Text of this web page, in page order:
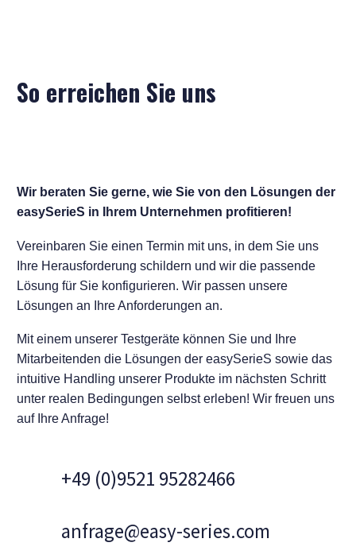
So erreichen Sie uns
Wir beraten Sie gerne, wie Sie von den Lösungen der
easySerieS in Ihrem Unternehmen profitieren!
Vereinbaren Sie einen Termin mit uns, in dem Sie uns
Ihre Herausforderung schildern und wir die passende
Lösung für Sie konfigurieren. Wir passen unsere
Lösungen an Ihre Anforderungen an.
Mit einem unserer Testgeräte können Sie und Ihre
Mitarbeitenden die Lösungen der easySerieS sowie das
intuitive Handling unserer Produkte im nächsten Schritt
unter realen Bedingungen selbst erleben! Wir freuen uns
auf Ihre Anfrage!
+49 (0)9521 95282466
anfrage@easy-series.com